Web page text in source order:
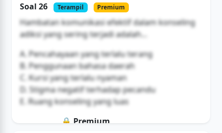
Buka Akses
Soal 26 Terampil Premium
Hambatan komunikasi efektif dalam konseling
adiksi yang sering terjadi adalah...
A. Pencahayaan yang terlalu terang
B. Penggunaan bahasa daerah
C. Kursi yang terlalu nyaman
D. Stigma negatif terhadap pecandu
E. Ruang konseling yang luas
🔒 Premium